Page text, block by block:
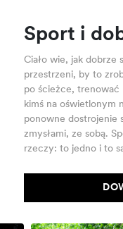
Sport i
Ciało wie, jak
przestrzeni, by to
po ścieżce, trenować
kimś na oświetlonym
ponowne dostrojenie
zmysłami, ze sobą.
rzeczy: to jedno i to